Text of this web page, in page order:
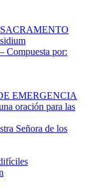
por:
EMERGENCIA
oración para las
Señora de los